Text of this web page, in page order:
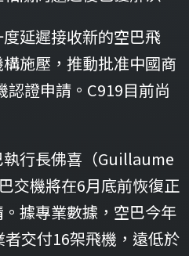
延遲接收新的空巴飛
施壓，推動批准中國商
認證申請。C919目前尚
行長佛喜（Guillaume
交機將在6月底前恢復正
據專業數據，空巴今年
交付16架飛機，遠低於